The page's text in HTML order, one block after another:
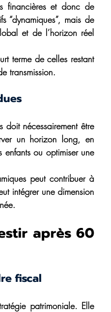
financières et donc de
“dynamiques”, mais de
et de l’horizon réel
terme de celles restant
transmission.
nécessairement être
un horizon long, en
enfants ou optimiser une
peut contribuer à
intégrer une dimension
après 60
fiscal
patrimoniale. Elle